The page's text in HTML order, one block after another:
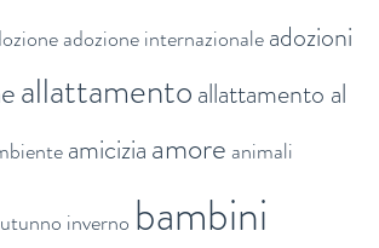
adozione internazionaleadozioni
allattamentoallattamento al
amiciziaamore animali
inverno bambini